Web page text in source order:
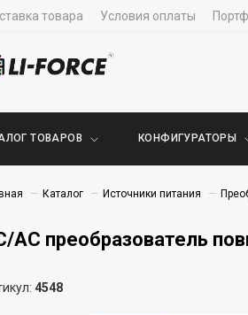
товара Условия оплаты
ТОВАРОВ КОНФИГУРАТОРЫ
Каталог Источники питания
AC преобразователь
4548